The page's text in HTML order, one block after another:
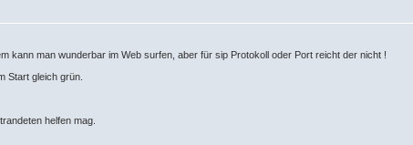
kann man wunderbar im Web surfen, aber für sip Protokoll oder Port reicht der nicht !
Start gleich grün.
helfen mag.